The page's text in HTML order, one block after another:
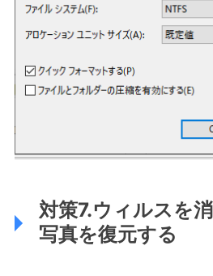
対策7.ウィルスを
写真を復元する